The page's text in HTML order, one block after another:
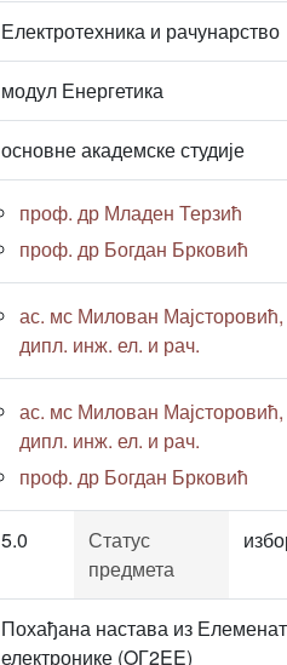
Електротехника и рачунарство
модул Енергетика
основне академске студије
проф. др Младен Терзић
проф. др Богдан Брковић
ас. мс Милован Мајсторовић,
дипл. инж. ел. и рач.
ас. мс Милован Мајсторовић,
дипл. инж. ел. и рач.
проф. др Богдан Брковић
5.0
Статус
предмета
Похађана настава из
електронике (OГ2EE)